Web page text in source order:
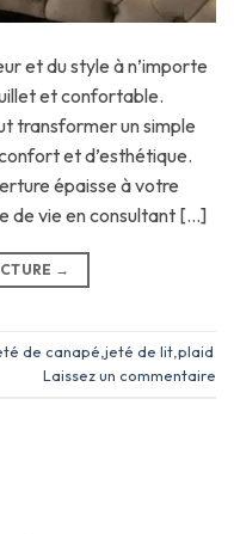
et du style à n’importe
et confortable.
transformer un simple
et d’esthétique.
épaisse à votre
de vie en consultant […]
→
de canapé jeté de lit plaid
Laissez un commentaire